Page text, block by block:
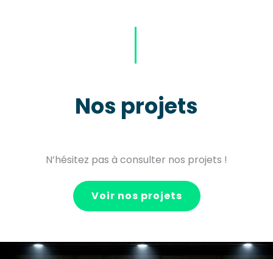
Nos projets
N’hésitez pas à consulter nos projets !
Voir nos projets